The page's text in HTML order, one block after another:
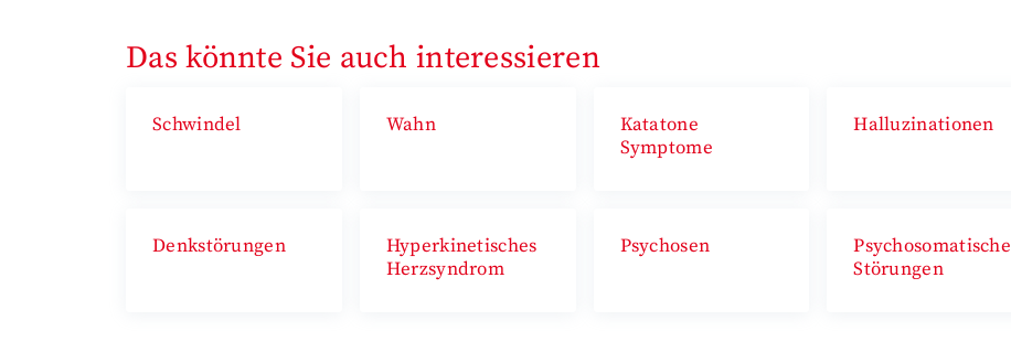
Das könnte Sie auch interessieren
Schwindel Wahn
Katatone
Symptome
Halluzinationen
Denkstörungen
Hyperkinetisches
Herzsyndrom
Psychosen
Psychosomatische
Störungen